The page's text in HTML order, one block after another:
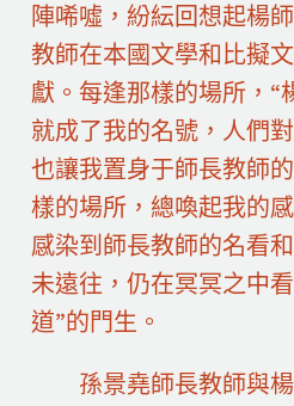
陣唏噓，紛紜回想起楊
教師在本國文學和比擬
獻。每逢那樣的場所，“
就成了我的名號，人們
也讓我置身于師長教師
樣的場所，總喚起我的
感染到師長教師的名看
未遠往，仍在冥冥之中
道”的門生。
孫景堯師長教師與